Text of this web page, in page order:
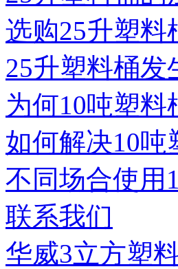
选购25升塑料
25升塑料桶发
为何10吨塑料
如何解决10吨
不同场合使用
联系我们
华威3立方塑